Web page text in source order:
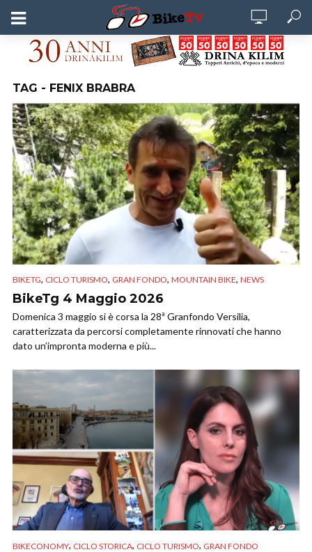
TAG - FENIX BRABRA
BIKETG, CICLO TURISMO, GRAN FONDO, MOUNTAIN BIKE, NEWS
BikeTg 4 Maggio 2026
Domenica 3 maggio si è corsa la 28ª Granfondo Versilia,
caratterizzata da percorsi completamente rinnovati che hanno
dato un’impronta moderna e più...
BIKECONOMY, CICLO STORICA, CICLO TURISMO, GRAN FONDO